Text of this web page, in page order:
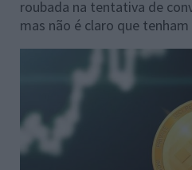
roubada na tentativa de
mas não é claro que